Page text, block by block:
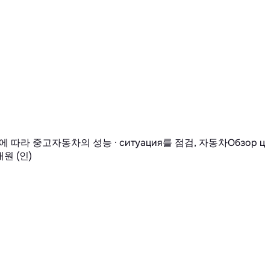
따라 중고자동차의 성능 · ситуация를 점검, 자동차Обзор
원 (인)